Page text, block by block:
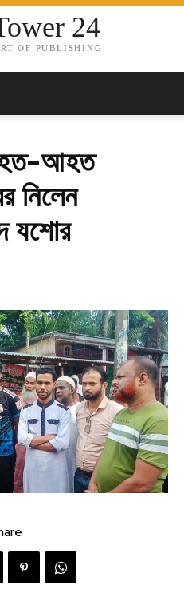
24
OF PUBLISHING
আহত
নিলেন
যশোর